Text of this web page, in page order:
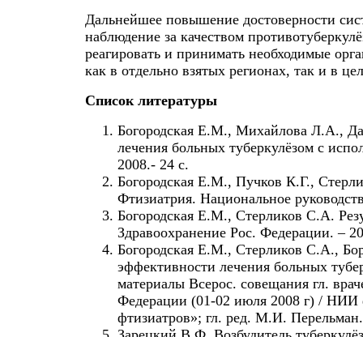
Дальнейшее повышение достоверности
наблюдение за качеством
реагировать и принимать необходимые
как в отдельно взятых регионах, так и в
Список литературы
Богородская Е.М., Михайлова Л.А.,
лечения больных туберкулёзом с
2008.- 24 с.
Богородская Е.М., Пучков К.Г.,
Фтизиатрия. Национальное
Богородская Е.М., Стерликов С.А.
Здравоохранение Рос. Федерации. –
Богородская Е.М., Стерликов С.А.,
эффективности лечения больных
материалы Всерос. совещания гл.
Федерации (01-02 июля 2008 г) /
фтизиатров»; гл. ред. М.И.